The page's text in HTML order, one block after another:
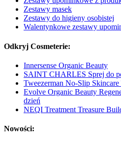
Zestawy masek
Zestawy do higieny osobistej
Walentynkowe zestawy
Odkryj Cosmeterie:
Innersense Organic Beauty
SAINT CHARLES Sprej do
Tweezerman No-Slip Skincare
Evolve Organic Beauty
dzień
NEQI Treatment Treasure
Nowości: